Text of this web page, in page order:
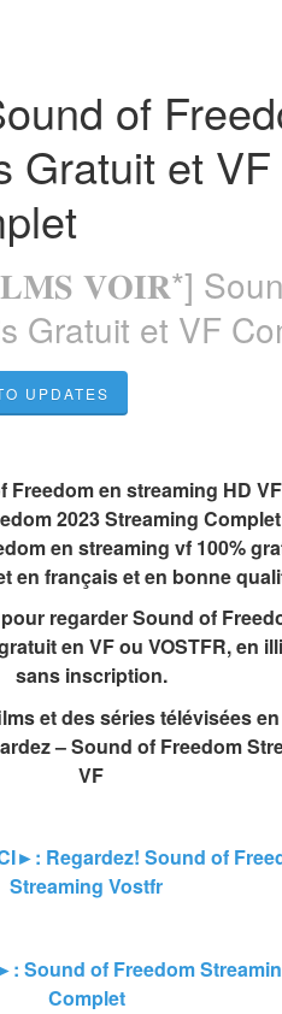
of
Gratuit et VF
𝐕𝐎𝐈𝐑*]
Gratuit et VF
UPDATES
Freedom en streaming HD
2023 Streaming
en streaming vf 100%
en français et en bonne
regarder Sound of
en VF ou VOSTFR, en
sans inscription.
et des séries télévisées
– Sound of Freedom
VF
Regardez! Sound of
Streaming Vostfr
Sound of Freedom
Complet